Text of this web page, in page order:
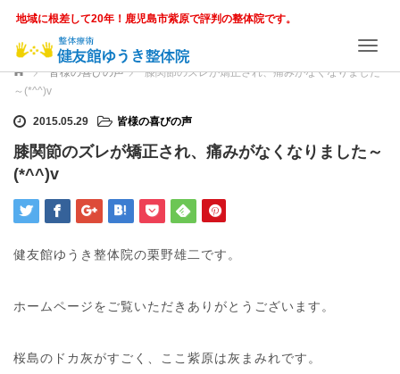
地域に根差して20年！鹿児島市紫原で評判の整体院です。
T
n
ホーム 皆様の喜びの声
膝関節のズレが矯正され、痛みがなくなりました
～(*^^)v
2015.05.29 皆様の喜びの声
膝関節のズレが矯正され、痛みがなくなりました～
(*^^)v
健友館ゆうき整体院の栗野雄二です。
ホームページをご覧いただきありがとうございます。
桜島のドカ灰がすごく、ここ紫原は灰まみれです。